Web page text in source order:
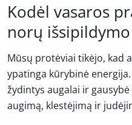
Kodėl vasaros
norų
Mūsų protėviai tikėjo, kad
ypatinga kūrybinė
žydintys augalai ir
augimą, klestėjimą ir